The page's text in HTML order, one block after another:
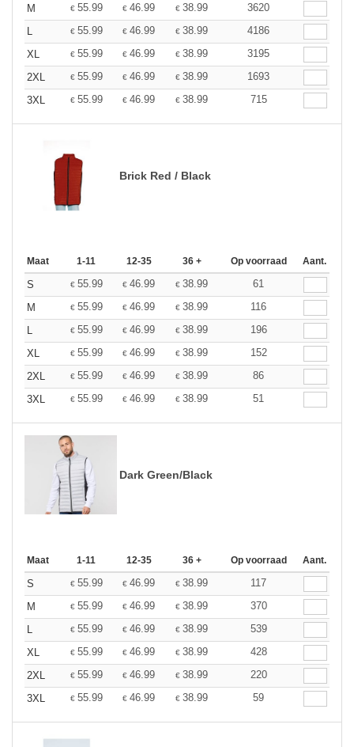
M
€ 55.99 € 46.99 € 38.99
3620
L
€ 55.99 € 46.99 € 38.99
4186
XL
€ 55.99 € 46.99 € 38.99
3195
2XL
€ 55.99 € 46.99 € 38.99
1693
3XL
€ 55.99 € 46.99 € 38.99 715
Brick Red / Black
Maat 1-11 12-35 36 + Op voorraad Aant.
S € 55.99 € 46.99 € 38.99
61
M
€ 55.99 € 46.99 € 38.99
116
L
€ 55.99 € 46.99 € 38.99
196
XL
€ 55.99 € 46.99 € 38.99
152
2XL
€ 55.99 € 46.99 € 38.99
86
3XL
€ 55.99 € 46.99 € 38.99 51
Dark Green/Black
Maat 1-11 12-35 36 + Op voorraad Aant.
S € 55.99 € 46.99 € 38.99
117
M
€ 55.99 € 46.99 € 38.99
370
L
€ 55.99 € 46.99 € 38.99
539
XL
€ 55.99 € 46.99 € 38.99
428
2XL
€ 55.99 € 46.99 € 38.99
220
3XL
€ 55.99 € 46.99 € 38.99 59